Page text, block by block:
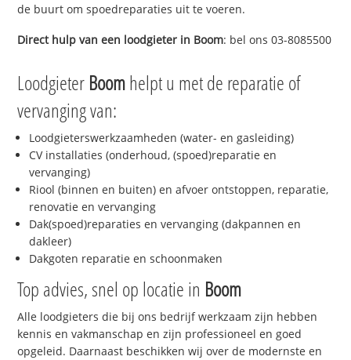
de buurt om spoedreparaties uit te voeren.
Direct hulp van een loodgieter in Boom: bel ons 03-8085500
Loodgieter Boomhelpt u met de reparatie of
vervanging van:
Loodgieterswerkzaamheden (water- en gasleiding)
CV installaties (onderhoud, (spoed)reparatie en
vervanging)
Riool (binnen en buiten) en afvoer ontstoppen, reparatie,
renovatie en vervanging
Dak(spoed)reparaties en vervanging (dakpannen en
dakleer)
Dakgoten reparatie en schoonmaken
Top advies, snel op locatie in Boom
Alle loodgieters die bij ons bedrijf werkzaam zijn hebben
kennis en vakmanschap en zijn professioneel en goed
opgeleid. Daarnaast beschikken wij over de modernste en